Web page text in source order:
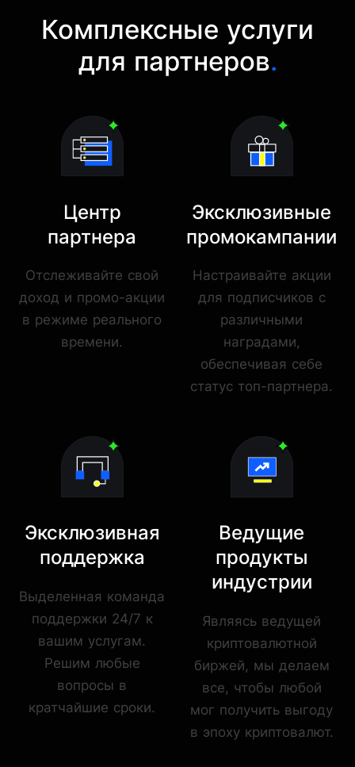
Комплексные услуги
для партнеров.
Центр
партнера
Отслеживайте свой
доход и промо-акции
в режиме реального
времени.
Эксклюзивные
промокампании
Настраивайте акции
для подписчиков с
различными
наградами,
обеспечивая себе
статус топ-партнера.
Эксклюзивная
поддержка
Выделенная команда
поддержки 24/7 к
вашим услугам.
Решим любые
вопросы в
кратчайшие сроки.
Ведущие
продукты
индустрии
Являясь ведущей
криптовалютной
биржей, мы делаем
все, чтобы любой
мог получить выгоду
в эпоху криптовалют.